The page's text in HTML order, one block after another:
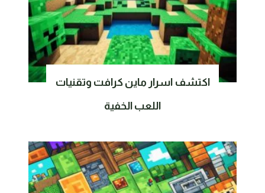
اكتشف اسرار ماين كرافت وتقنيات
اللعب الخفية